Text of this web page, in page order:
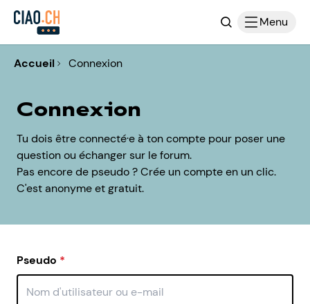
Recherche
Menu
Accueil Connexion
Connexion
Tu dois être connecté·e à ton compte pour poser une
question ou échanger sur le forum.
Pas encore de pseudo ? Crée un compte en un clic.
C'est anonyme et gratuit.
Pseudo *